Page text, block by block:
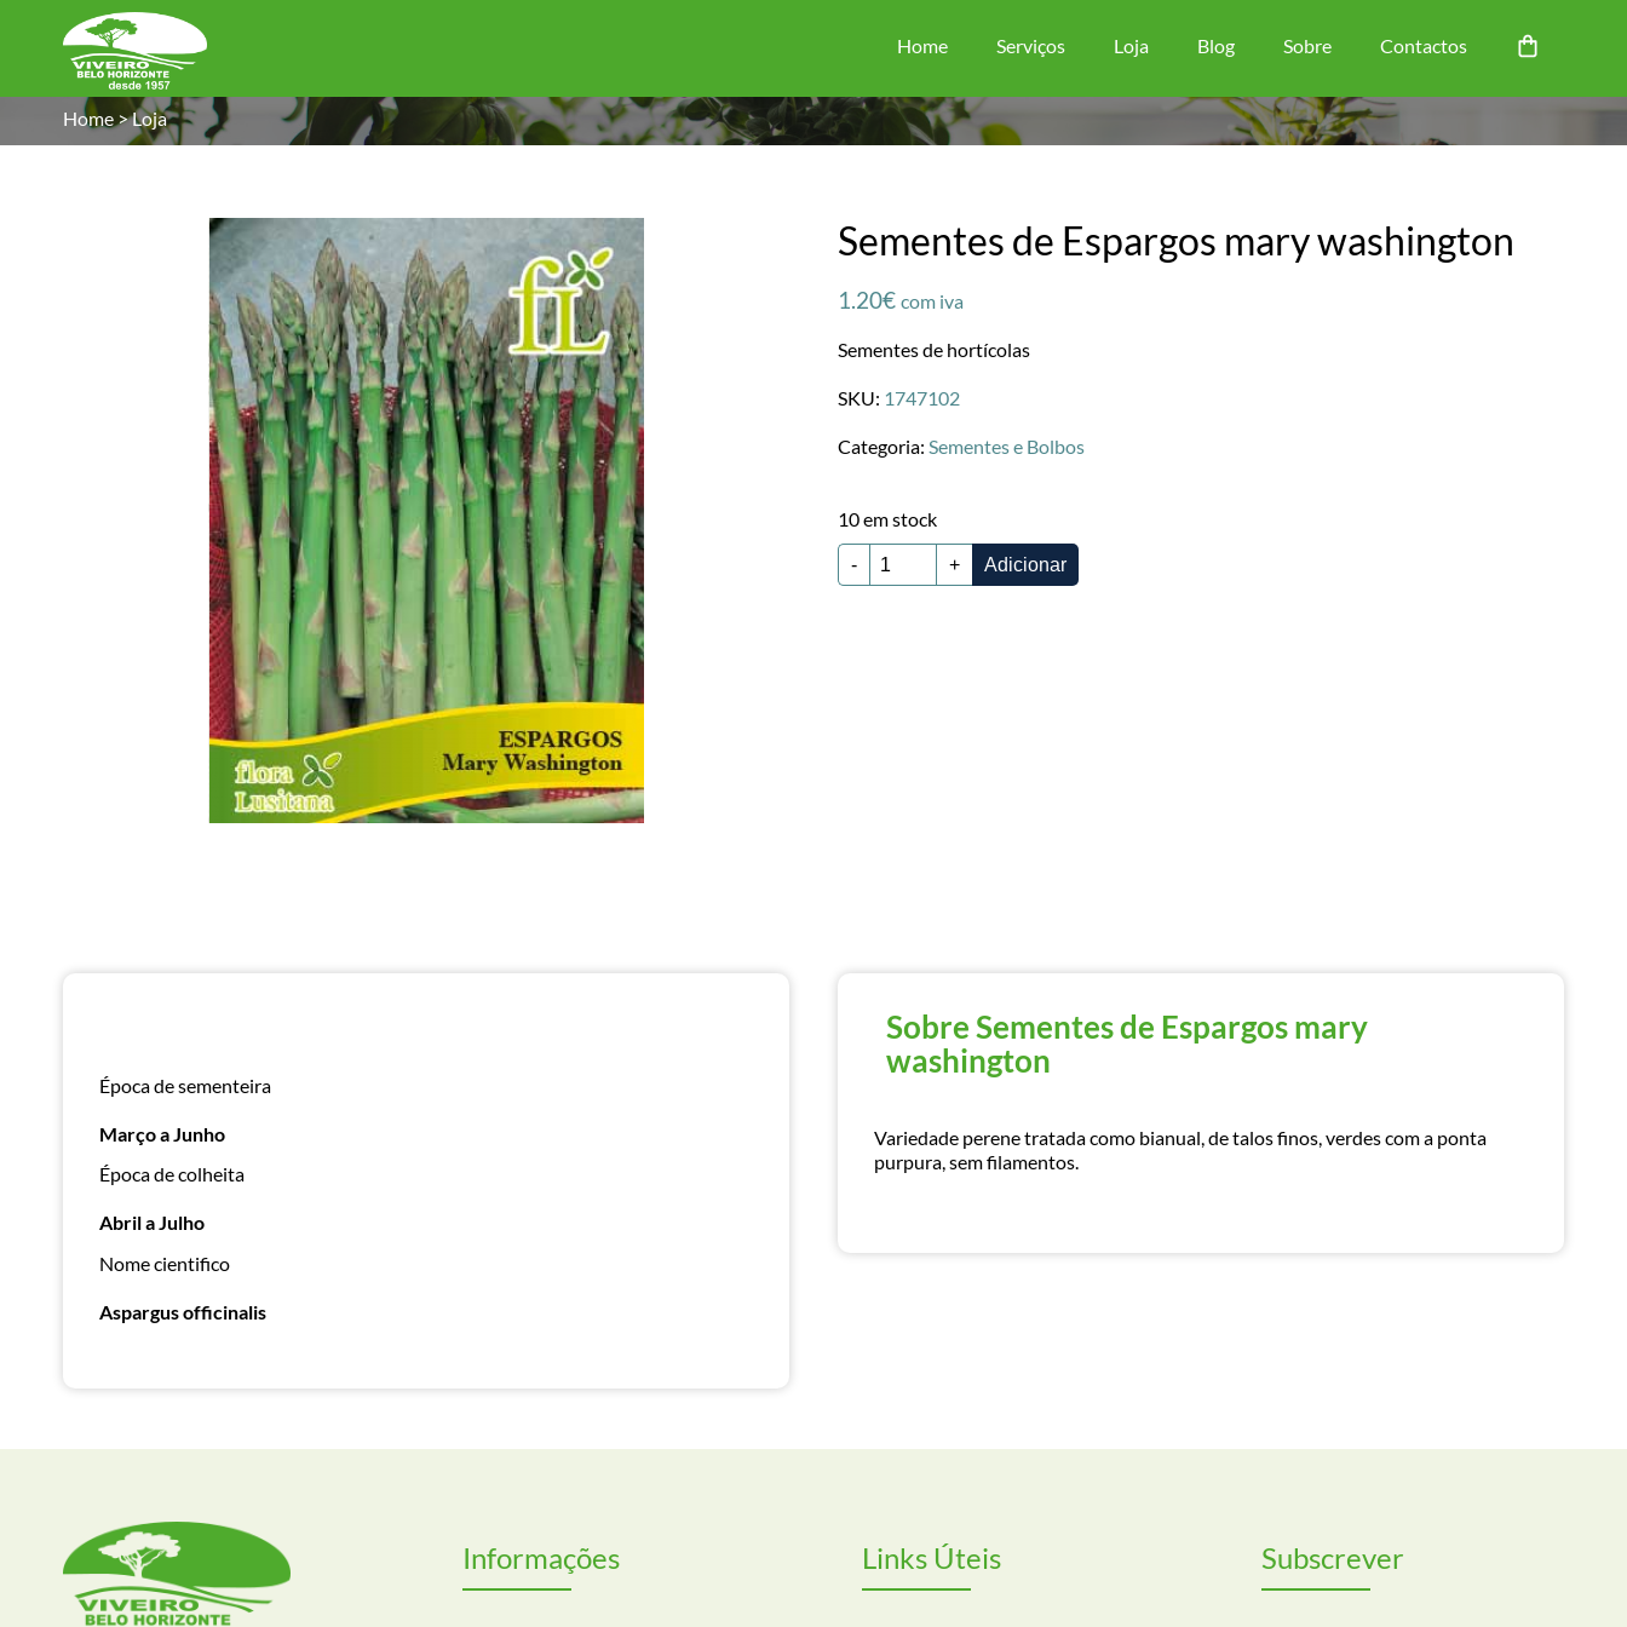
Home Serviços Loja Blog Sobre Contactos
Home >Loja
Sementes de Espargos mary washington
1.20€ com iva
Sementes de hortícolas
SKU: 1747102
Categoria: Sementes e Bolbos
10 em stock
- + Adicionar
Época de sementeira
Março a Junho
Época de colheita
Abril a Julho
Nome cientifico
Aspargus officinalis
Sobre Sementes de Espargos mary
washington
Variedade perene tratada como bianual, de talos finos, verdes com a ponta
purpura, sem filamentos.
Informações Links Úteis Subscrever